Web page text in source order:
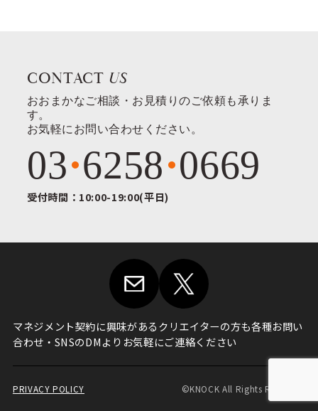
CONTACT US
おおまかなご相談・お見積りのご依頼も承りま
す。
お気軽にお問い合わせください。
03 6258 0669
受付時間：10:00-19:00(平日)
マネジメント契約に興味があるクリエイターの方も各種お問い
合わせ・ SNSのDMよりお気軽にご連絡ください
PRIVACY POLICY ©KNOCK All Rights Reserved.